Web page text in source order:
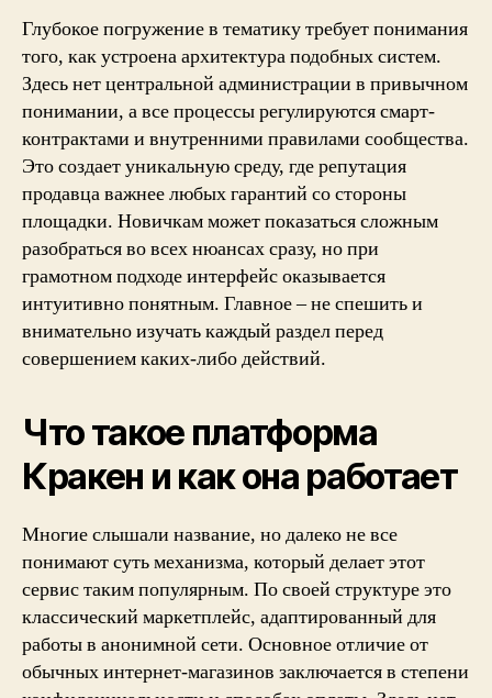
Глубокое погружение в тематику требует понимания
того, как устроена архитектура подобных систем.
Здесь нет центральной администрации в привычном
понимании, а все процессы регулируются смарт-
контрактами и внутренними правилами сообщества.
Это создает уникальную среду, где репутация
продавца важнее любых гарантий со стороны
площадки. Новичкам может показаться сложным
разобраться во всех нюансах сразу, но при
грамотном подходе интерфейс оказывается
интуитивно понятным. Главное – не спешить и
внимательно изучать каждый раздел перед
совершением каких-либо действий.
Что такое платформа
Кракен и как она работает
Многие слышали название, но далеко не все
понимают суть механизма, который делает этот
сервис таким популярным. По своей структуре это
классический маркетплейс, адаптированный для
работы в анонимной сети. Основное отличие от
обычных интернет-магазинов заключается в степени